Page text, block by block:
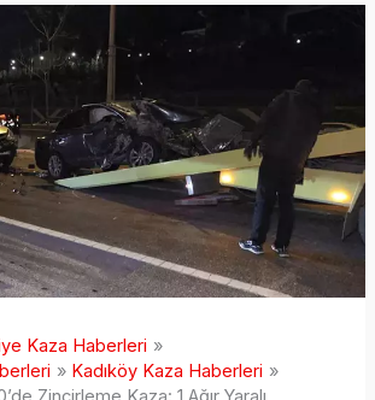
Kaza Haberleri
Kadıköy Kaza Haberleri